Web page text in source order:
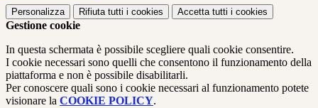
Personalizza Rifiuta tutti i cookies Accetta tutti i cookies
Gestione cookie
In questa schermata è possibile scegliere quali cookie consentire.
I cookie necessari sono quelli che consentono il funzionamento della
piattaforma e non è possibile disabilitarli.
Per conoscere quali sono i cookie necessari al funzionamento potete
visionare la COOKIE POLICY.